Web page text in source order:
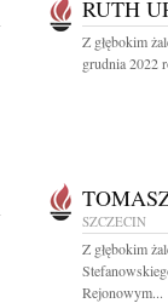
RUTH
Z głębokim
grudnia 2022
SZCZECIN
Z głębokim
Rejonowym...